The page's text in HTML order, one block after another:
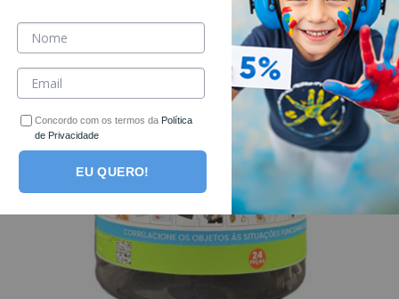
Concordo com os termos da Política
de Privacidade
EU QUERO!